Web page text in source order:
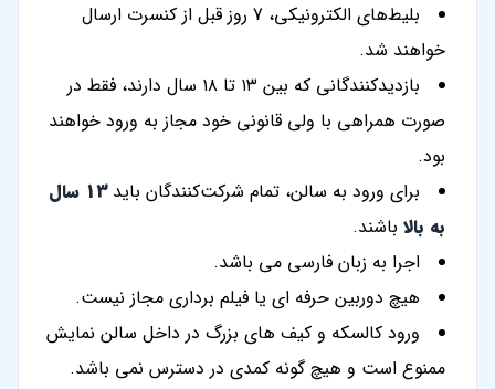
بلیط‌های الکترونیکی، 7 روز قبل از کنسرت ارسال
خواهند شد.
بازدیدکنندگانی که بین ۱۳ تا ۱۸ سال دارند، فقط در
صورت همراهی با ولی قانونی خود مجاز به ورود خواهند
بود.
برای ورود به سالن، تمام شرکت‌کنندگان باید
13 سال
به بالا باشند.
اجرا به زبان فارسی می باشد.
هیچ دوربین حرفه ای یا فیلم برداری مجاز نیست.
ورود کالسکه و کیف های بزرگ در داخل سالن نمایش
ممنوع است و هیچ گونه کمدی در دسترس نمی باشد.